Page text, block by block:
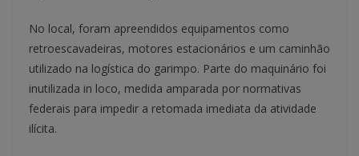
No local, foram apreendidos equipamentos como
retroescavadeiras, motores estacionários e um caminhão
utilizado na logística do garimpo. Parte do maquinário foi
inutilizada in loco, medida amparada por normativas
federais para impedir a retomada imediata da atividade
ilícita.